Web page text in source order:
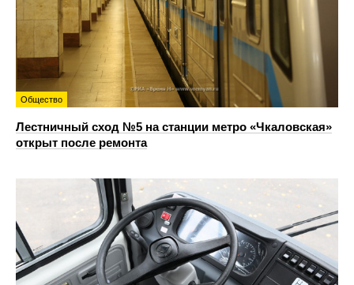
Общество
Лестничный сход №5 на станции метро «Чкаловская»
открыт после ремонта